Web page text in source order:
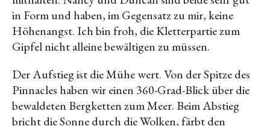
in Form und haben, im Gegensatz zu mir, keine
Höhenangst. Ich bin froh, die Kletterpartie zum
Gipfel nicht alleine bewältigen zu müssen.
Der Aufstieg ist die Mühe wert. Von der Spitze des
Pinnacles haben wir einen 360-Grad-Blick über die
bewaldeten Bergketten zum Meer. Beim Abstieg
bricht die Sonne durch die Wolken, färbt den